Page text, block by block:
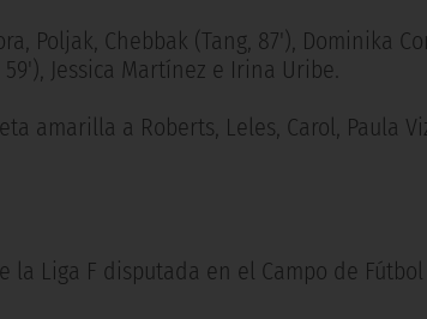
Poljak, Chebbak (Tang, 87'), Dominika
Jessica Martínez e Irina Uribe.
amarilla a Roberts, Leles, Carol, Paula
Liga F disputada en el Campo de Fútbol